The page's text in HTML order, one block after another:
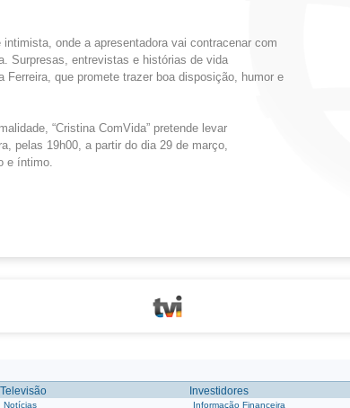
onde a apresentadora vai contracenar com
Surpresas, entrevistas e histórias de vida
que promete trazer boa disposição, humor e
“Cristina ComVida” pretende levar
pelas 19h00, a partir do dia 29 de março,
e íntimo.
Televisão
Notícias
Investidores
Informação Financeira